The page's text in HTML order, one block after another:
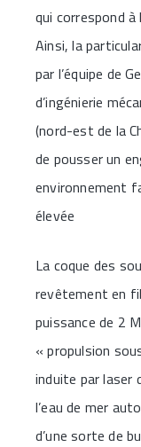
qui correspond
Ainsi, la
par l’équipe de
d’ingénierie
(nord-est de la
de pousser un
environnement
élevée
La coque des
revêtement en
puissance de 2
« propulsion
induite par laser
l’eau de mer
d’une sorte de